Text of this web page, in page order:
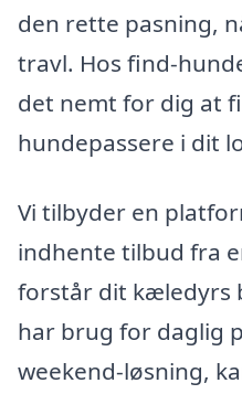
den rette pasning,
travl. Hos find-
det nemt for dig at
hundepassere i dit
Vi tilbyder en
indhente tilbud fra
forstår dit kæledyrs
har brug for daglig
weekend-løsning,